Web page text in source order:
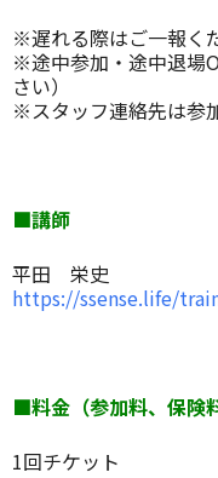
※遅れる際はご一報く
※途中参加・途中退場
さい）
※スタッフ連絡先は参
■講師
平田 栄史
https://ssense.life/
■料金（参加料、保険
1回チケット